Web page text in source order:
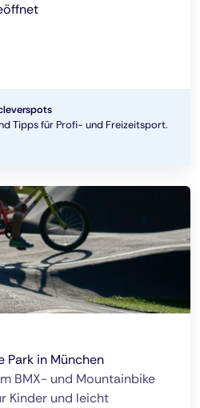
Tipps für Profi- und Freizeitsport.
Park in München
BMX- und Mountainbike
Kinder und leicht